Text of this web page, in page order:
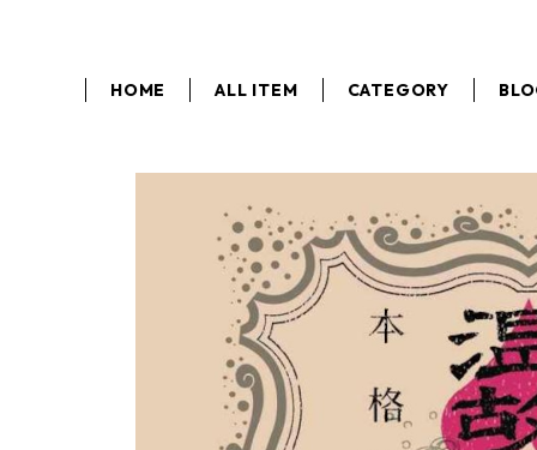
HOME ALL ITEM CATEGORY